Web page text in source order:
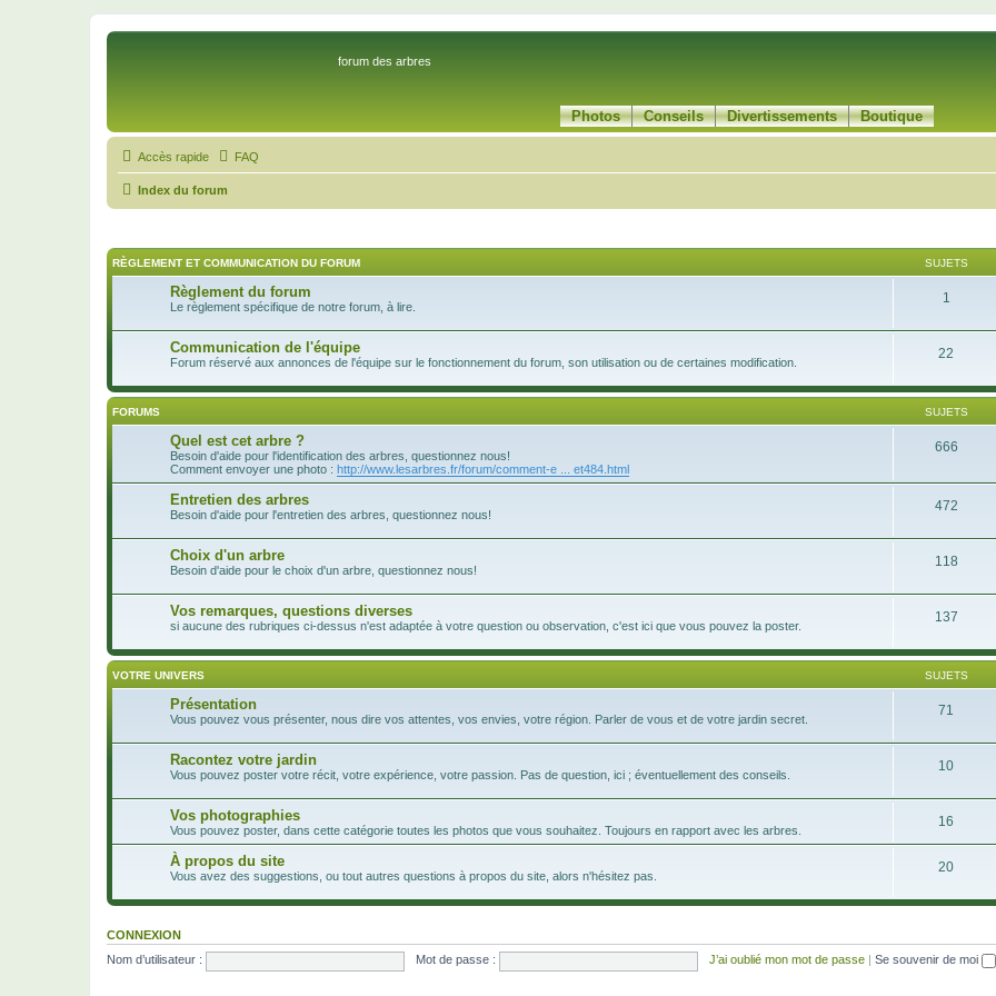
forum des arbres
Photos Conseils Divertissements Boutique
Accès rapide FAQ
Index du forum
RÈGLEMENT ET COMMUNICATION DU FORUM SUJETS
Règlement du forum
Le règlement spécifique de notre forum, à lire.
1
Communication de l'équipe
Forum réservé aux annonces de l'équipe sur le fonctionnement du forum, son utilisation ou de certaines modification.
22
FORUMS SUJETS
Quel est cet arbre ?
Besoin d'aide pour l'identification des arbres, questionnez nous!
Comment envoyer une photo : http://www.lesarbres.fr/forum/comment-e ... et484.html
666
Entretien des arbres
Besoin d'aide pour l'entretien des arbres, questionnez nous!
472
Choix d'un arbre
Besoin d'aide pour le choix d'un arbre, questionnez nous!
118
Vos remarques, questions diverses
si aucune des rubriques ci-dessus n'est adaptée à votre question ou observation, c'est ici que vous pouvez la poster.
137
VOTRE UNIVERS SUJETS
Présentation
Vous pouvez vous présenter, nous dire vos attentes, vos envies, votre région. Parler de vous et de votre jardin secret.
71
Racontez votre jardin
Vous pouvez poster votre récit, votre expérience, votre passion. Pas de question, ici ; éventuellement des conseils.
10
Vos photographies
Vous pouvez poster, dans cette catégorie toutes les photos que vous souhaitez. Toujours en rapport avec les arbres.
16
À propos du site
Vous avez des suggestions, ou tout autres questions à propos du site, alors n'hésitez pas.
20
CONNEXION
Nom d’utilisateur :
Mot de passe : J’ai oublié mon mot de passe Se souvenir de moi